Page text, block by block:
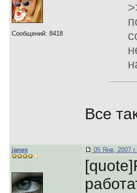
Сообщений: 8418
Все
janes 05 Янв, 2007